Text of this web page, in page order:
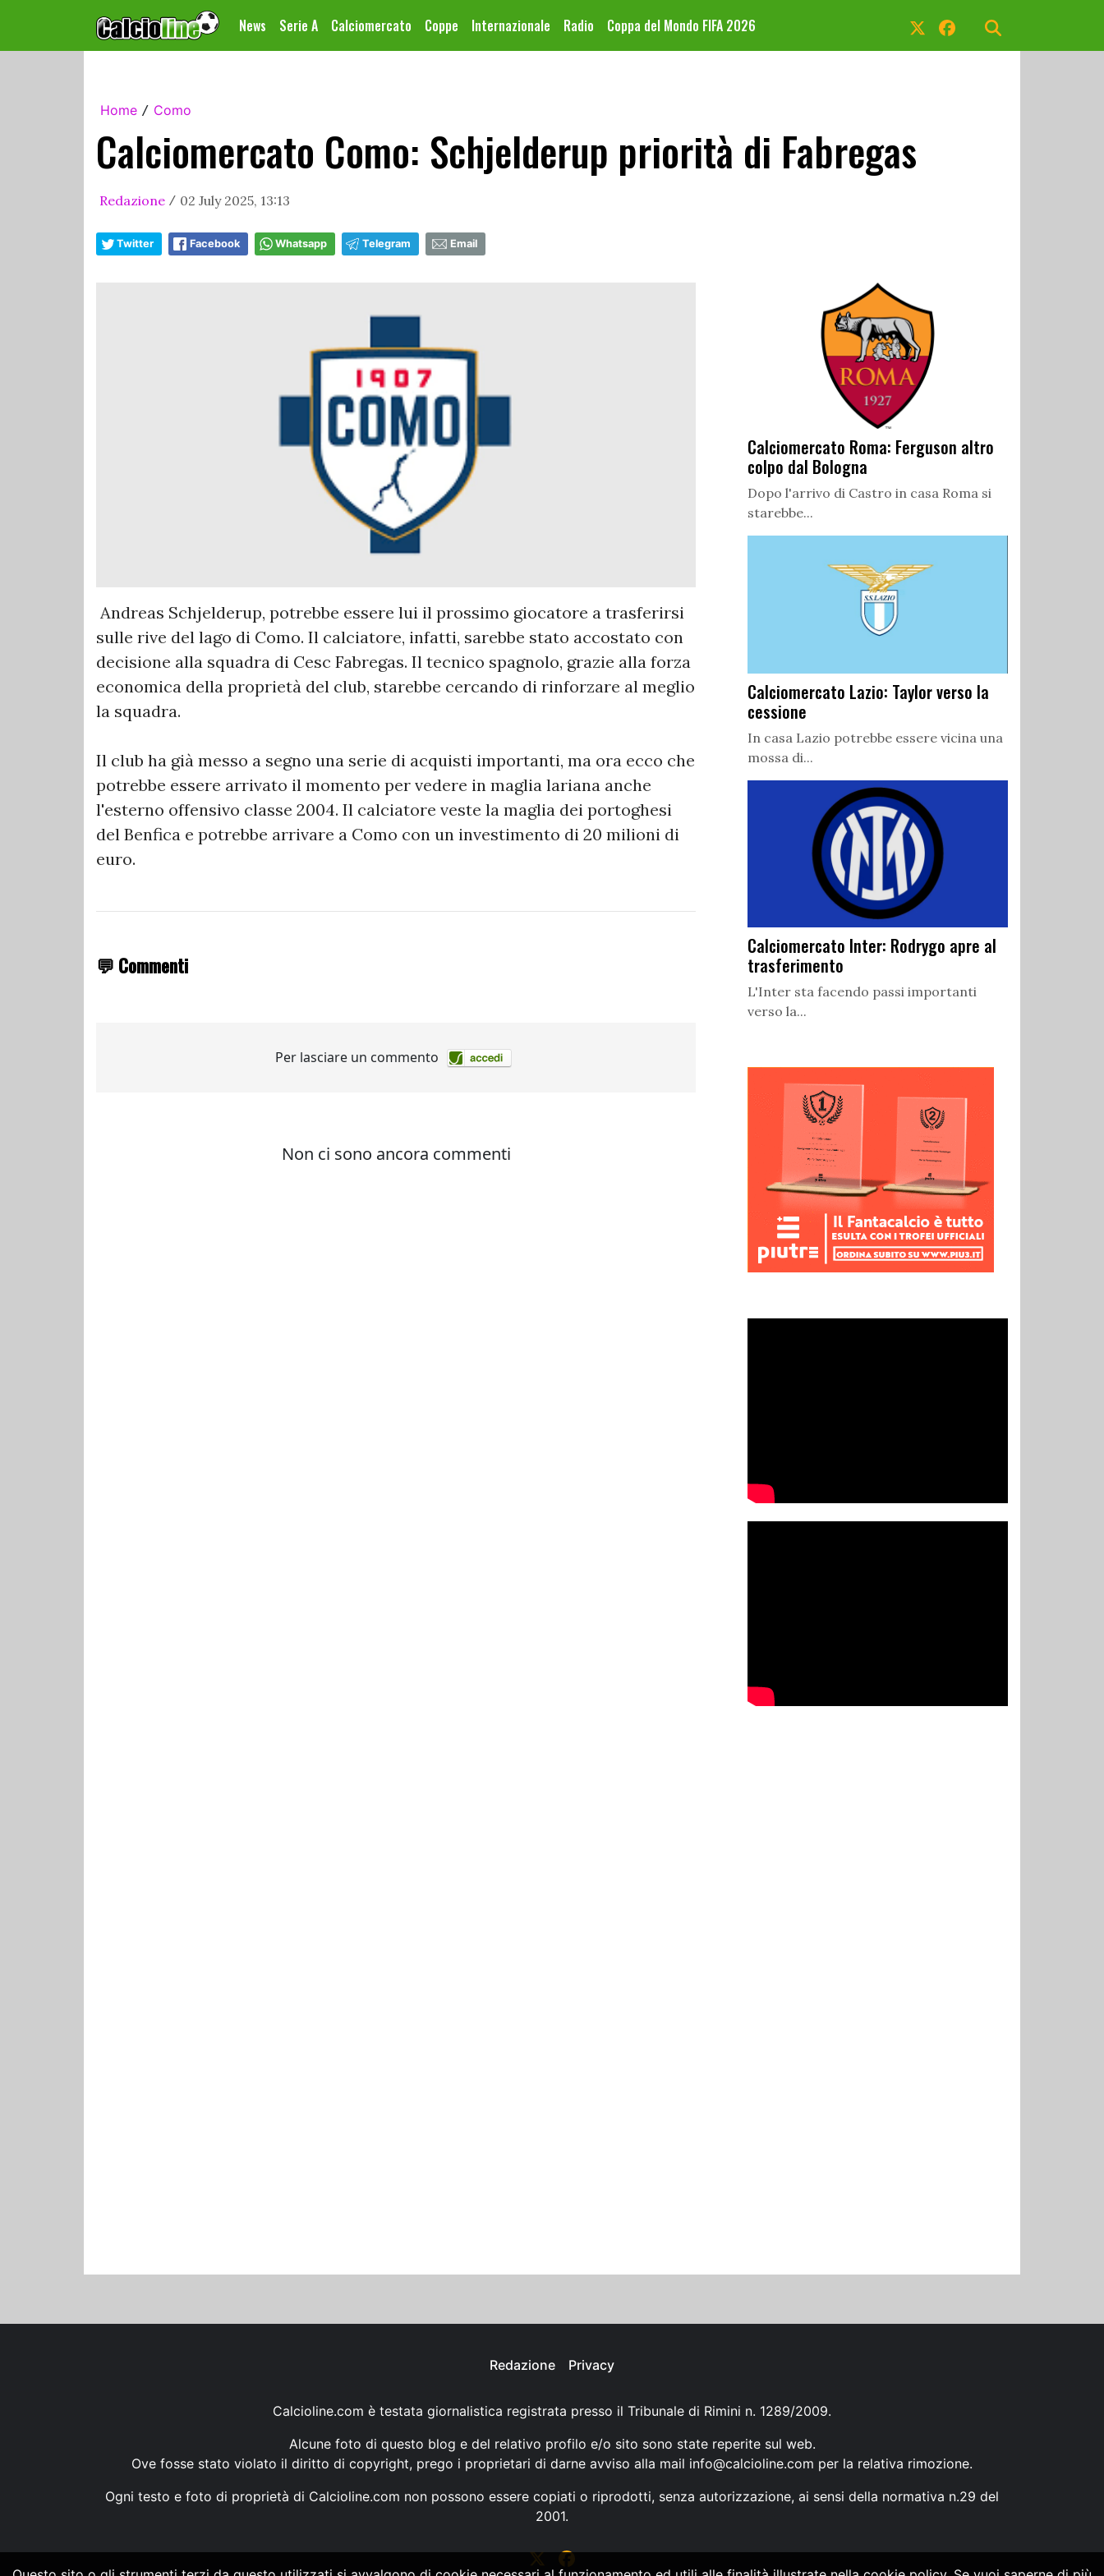
News Serie A Calciomercato Coppe Internazionale Radio Coppa del Mondo FIFA 2026
Home / Como
Calciomercato Como: Schjelderup priorità di Fabregas
Redazione / 02 July 2025, 13:13
Twitter Facebook Whatsapp Telegram Email
Andreas Schjelderup, potrebbe essere lui il prossimo giocatore a trasferirsi
sulle rive del lago di Como. Il calciatore, infatti, sarebbe stato accostato con
decisione alla squadra di Cesc Fabregas. Il tecnico spagnolo, grazie alla forza
economica della proprietà del club, starebbe cercando di rinforzare al meglio
la squadra.
Il club ha già messo a segno una serie di acquisti importanti, ma ora ecco che
potrebbe essere arrivato il momento per vedere in maglia lariana anche
l'esterno offensivo classe 2004. Il calciatore veste la maglia dei portoghesi
del Benfica e potrebbe arrivare a Como con un investimento di 20 milioni di
euro.
💬 Commenti
Calciomercato Roma: Ferguson altro
colpo dal Bologna
Dopo l'arrivo di Castro in casa Roma si
starebbe...
Calciomercato Lazio: Taylor verso la
cessione
In casa Lazio potrebbe essere vicina una
mossa di...
Calciomercato Inter: Rodrygo apre al
trasferimento
L'Inter sta facendo passi importanti
verso la...
Redazione Privacy
Calcioline.com è testata giornalistica registrata presso il Tribunale di Rimini n. 1289/2009.
Alcune foto di questo blog e del relativo profilo e/o sito sono state reperite sul web.
Ove fosse stato violato il diritto di copyright, prego i proprietari di darne avviso alla mail info@calcioline.com per la relativa rimozione.
Ogni testo e foto di proprietà di Calcioline.com non possono essere copiati o riprodotti, senza autorizzazione, ai sensi della normativa n.29 del
2001.